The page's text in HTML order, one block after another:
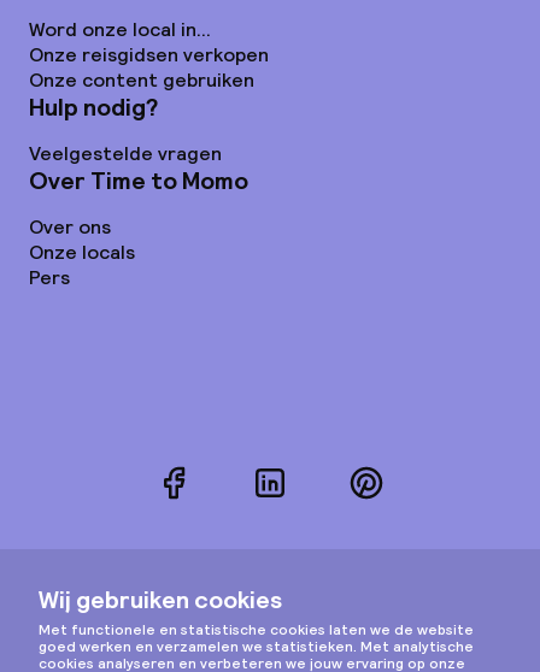
Word onze local in...
Onze reisgidsen verkopen
Onze content gebruiken
Hulp nodig?
Veelgestelde vragen
Over Time to Momo
Over ons
Onze locals
Pers
FacebookLinkedInPinterest
Instagram